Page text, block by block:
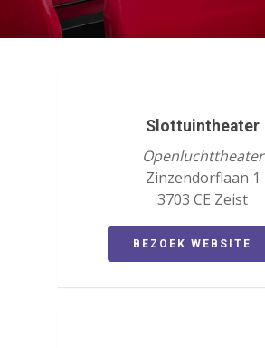
Slottuintheater
Openluchttheater
Zinzendorflaan 1
3703 CE Zeist
BEZOEK WEBSITE